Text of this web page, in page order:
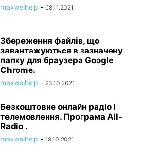
maxwelhelp - 08.11.2021
Збереження файлів, що
завантажуються в зазначену
папку для браузера Google
Chrome.
maxwelhelp - 23.10.2021
Безкоштовне онлайн радіо і
телемовлення. Програма All-
Radio .
maxwelhelp - 18.10.2021